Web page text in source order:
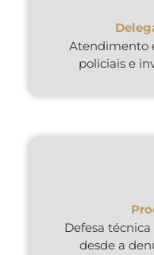
Atendimento
policiais e
Defesa
desde a